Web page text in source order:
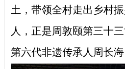
土，带领全村走出乡村
人，正是周敦颐第三十
第六代非遗传承人周长海